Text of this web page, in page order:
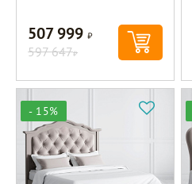
507 999Р
597 647Р
- 15%